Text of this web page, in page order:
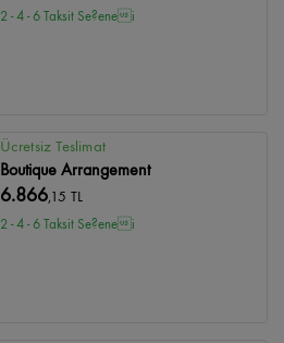
2 - 4 - 6 Taksit Se?enei
Ücretsiz Teslimat
Boutique Arrangement
6.866,15 TL
2 - 4 - 6 Taksit Se?enei